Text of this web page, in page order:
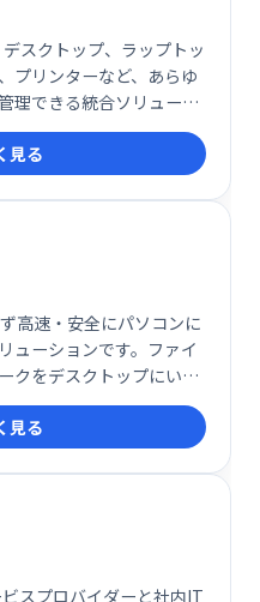
スクトップ、ラップトッ
プリンターなど、あらゆ
理できる統合ソリューシ
ンフラ全体を効率的に制
リティ強化を実現しま
見る
高速・安全にパソコンに
ューションです。ファイ
クをデスクトップにいる
率化を支援します。場所
全にパソコンにアクセ
見る
スプロバイダーと社内IT